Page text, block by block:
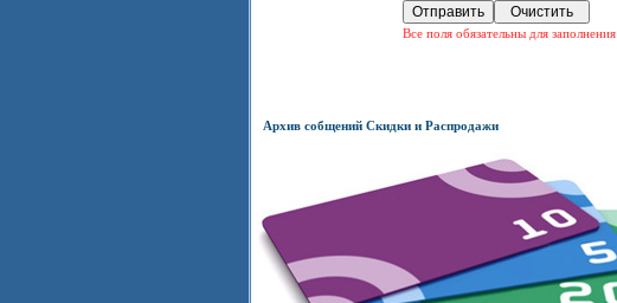
Все поля обязательны для заполнения
Архив собщений Скидки и Распродажи